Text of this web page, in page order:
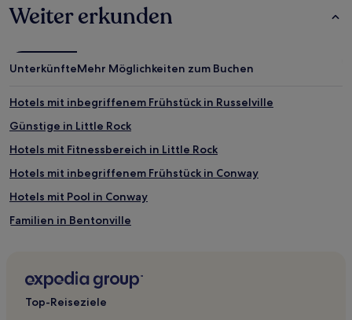
Weiter erkunden
UnterkünfteMehr Möglichkeiten zum Buchen
Hotels mit inbegriffenem Frühstück in Russelville
Günstige in Little Rock
Hotels mit Fitnessbereich in Little Rock
Hotels mit inbegriffenem Frühstück in Conway
Hotels mit Pool in Conway
Familien in Bentonville
Hotels mit Parkplatz in Gentry
Top-Reiseziele